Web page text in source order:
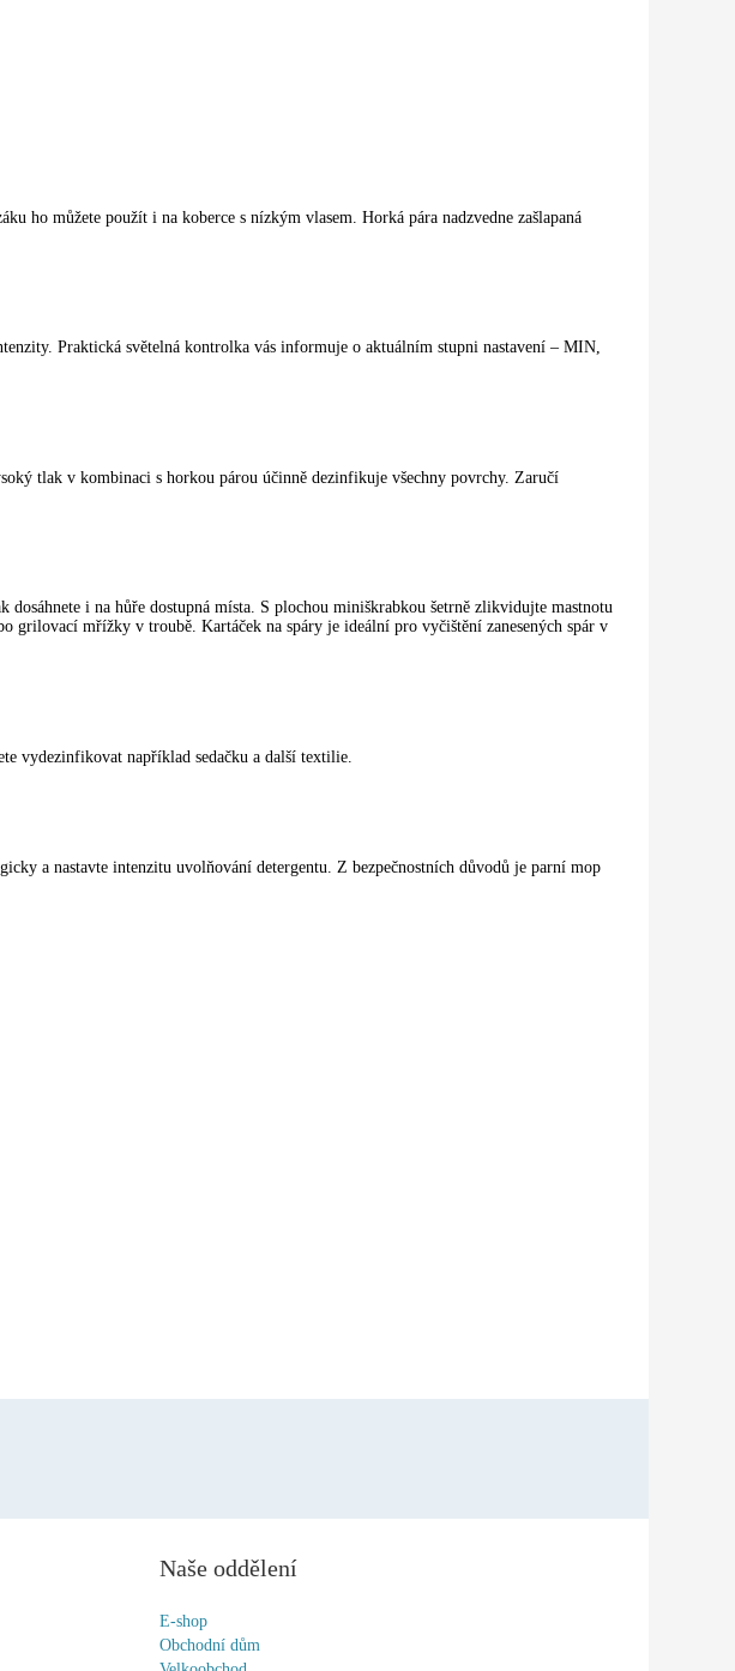
můžete použít i na koberce s nízkým vlasem. Horká pára nadzvedne zašlapaná
Praktická světelná kontrolka vás informuje o aktuálním stupni nastavení – MIN,
tlak v kombinaci s horkou párou účinně dezinfikuje všechny povrchy. Zaručí
i na hůře dostupná místa. S plochou miniškrabkou šetrně zlikvidujte mastnotu
grilovací mřížky v troubě. Kartáček na spáry je ideální pro vyčištění zanesených spár v
vydezinfikovat například sedačku a další textilie.
a nastavte intenzitu uvolňování detergentu. Z bezpečnostních důvodů je parní mop
Naše oddělení
E-shop
Obchodní dům